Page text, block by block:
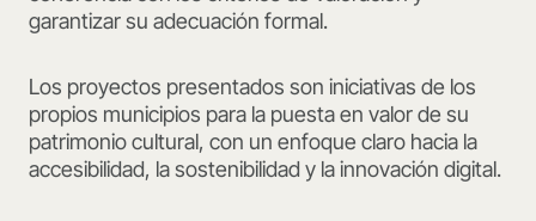
garantizar su adecuación formal.
Los proyectos presentados son iniciativas de los
propios municipios para la puesta en valor de su
patrimonio cultural, con un enfoque claro hacia la
accesibilidad, la sostenibilidad y la innovación digital.